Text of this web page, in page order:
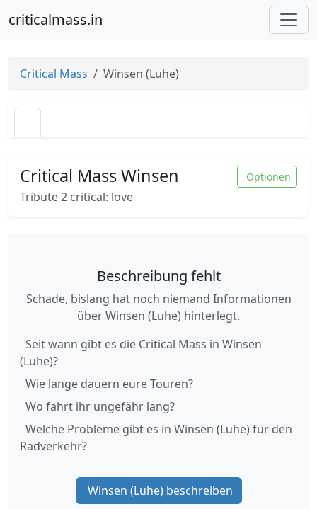
criticalmass.in
Critical Mass Winsen (Luhe)
Critical Mass Winsen
Tribute 2 critical: love
Optionen
Beschreibung fehlt
Schade, bislang hat noch niemand Informationen
über Winsen (Luhe) hinterlegt.
Seit wann gibt es die Critical Mass in Winsen
(Luhe)?
Wie lange dauern eure Touren?
Wo fahrt ihr ungefähr lang?
Welche Probleme gibt es in Winsen (Luhe) für den
Radverkehr?
Winsen (Luhe) beschreiben